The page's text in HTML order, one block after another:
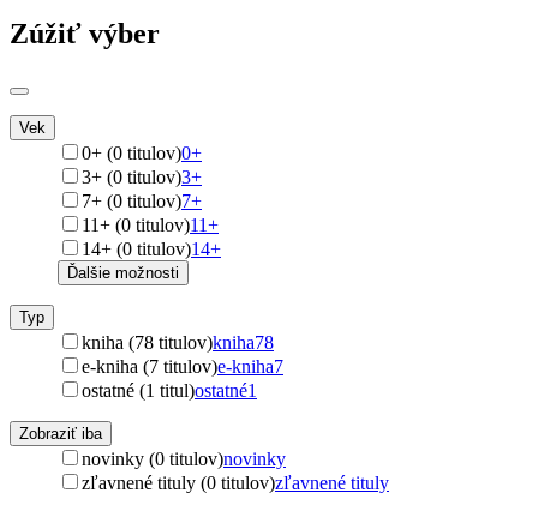
Zúžiť výber
Vek
0+ (0 titulov)0+
3+ (0 titulov)3+
7+ (0 titulov)7+
11+ (0 titulov)11+
14+ (0 titulov)14+
Ďalšie možnosti
Typ
kniha (78 titulov)kniha78
e-kniha (7 titulov)e-kniha7
ostatné (1 titul)ostatné1
Zobraziť iba
novinky (0 titulov)novinky
zľavnené tituly (0 titulov)zľavnené tituly